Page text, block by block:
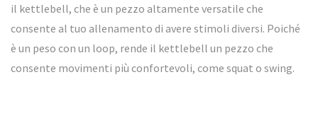
il kettlebell, che è un pezzo altamente versatile che
consente al tuo allenamento di avere stimoli diversi. Poiché
è un peso con un loop, rende il kettlebell un pezzo che
consente movimenti più confortevoli, come squat o swing.